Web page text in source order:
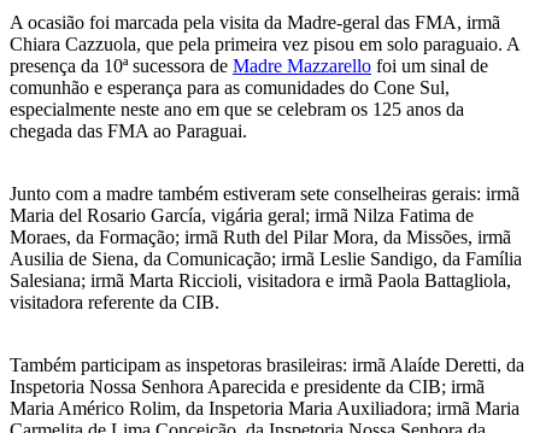
A ocasião foi marcada pela visita da Madre-geral das FMA, irmã
Chiara Cazzuola, que pela primeira vez pisou em solo paraguaio. A
presença da 10ª sucessora de Madre Mazzarello foi um sinal de
comunhão e esperança para as comunidades do Cone Sul,
especialmente neste ano em que se celebram os 125 anos da
chegada das FMA ao Paraguai.
Junto com a madre também estiveram sete conselheiras gerais: irmã
Maria del Rosario García, vigária geral; irmã Nilza Fatima de
Moraes, da Formação; irmã Ruth del Pilar Mora, da Missões, irmã
Ausilia de Siena, da Comunicação; irmã Leslie Sandigo, da Família
Salesiana; irmã Marta Riccioli, visitadora e irmã Paola Battagliola,
visitadora referente da CIB.
Também participam as inspetoras brasileiras: irmã Alaíde Deretti, da
Inspetoria Nossa Senhora Aparecida e presidente da CIB; irmã
Maria Américo Rolim, da Inspetoria Maria Auxiliadora; irmã Maria